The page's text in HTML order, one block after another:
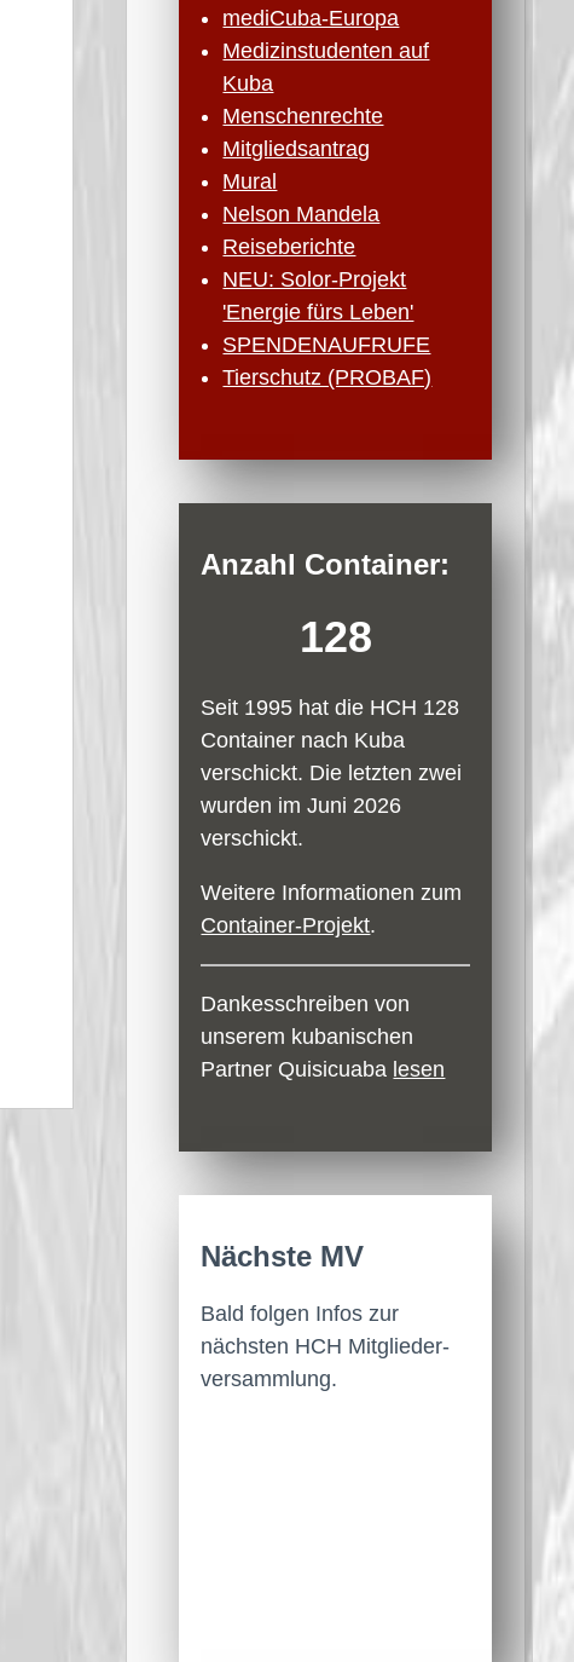
mediCuba-Europa
Medizinstudenten auf
Kuba
Menschenrechte
Mitgliedsantrag
Mural
Nelson Mandela
Reiseberichte
NEU: Solor-Projekt
'Energie fürs Leben'
SPENDENAUFRUFE
Tierschutz (PROBAF)
Anzahl Container:
128
Seit 1995 hat die HCH 128
Container nach Kuba
verschickt. Die letzten zwei
wurden im Juni 2026
verschickt.
Weitere Informationen zum
Container-Projekt.
Dankesschreiben von
unserem kubanischen
Partner Quisicuaba lesen
Nächste MV
Bald folgen Infos zur
nächsten HCH Mitglieder­
versammlung.